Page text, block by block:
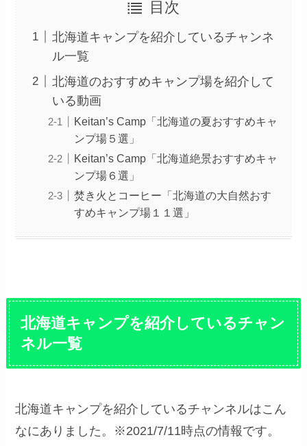
目次
北海道キャンプを紹介しているチャンネ
ル一覧
北海道のおすすめキャンプ場を紹介して
いる動画
Keitan’s Camp「北海道の夏おすすめキャ
ンプ場５選」
Keitan’s Camp「北海道絶景おすすめキャ
ンプ場６選」
焚き火とコーヒー「北海道の大自然おす
すめキャンプ場１１選」
北海道キャンプを紹介しているチャン
ネル一覧
北海道キャンプを紹介しているチャンネルはこん
なにありました。※2021/7/11時点の情報です。